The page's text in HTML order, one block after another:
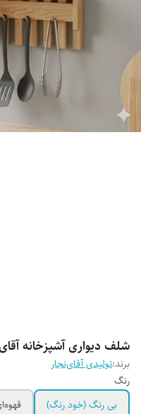
شلف دیواری آشپزخانه
برند:تولیدی آقای‌نجار
رنگ
بی رنگ (خود رنگ)